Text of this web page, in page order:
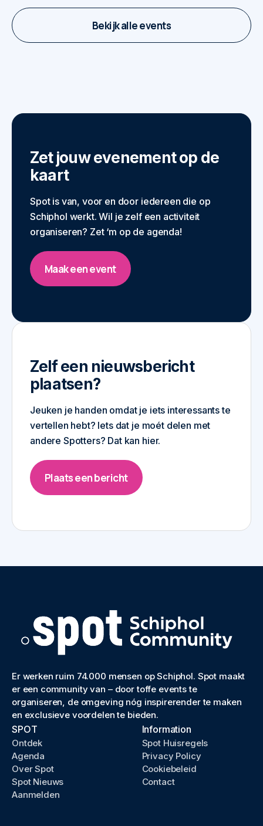
Bekijk alle events
Zet jouw evenement op de
kaart
Spot is van, voor en door iedereen die op
Schiphol werkt. Wil je zelf een activiteit
organiseren? Zet ‘m op de agenda!
Maak een event
Zelf een nieuwsbericht
plaatsen?
Jeuken je handen omdat je iets interessants te
vertellen hebt? Iets dat je moét delen met
andere Spotters? Dat kan hier.
Plaats een bericht
Er werken ruim 74.000 mensen op Schiphol. Spot maakt
er een community van – door toffe events te
organiseren, de omgeving nóg inspirerender te maken
en exclusieve voordelen te bieden.
SPOT
Ontdek
Agenda
Over Spot
Spot Nieuws
Aanmelden
Information
Spot Huisregels
Privacy Policy
Cookiebeleid
Contact